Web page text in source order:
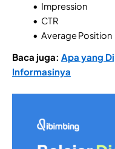
Impression
CTR
Average Position
Baca juga: Apa yang
Informasinya